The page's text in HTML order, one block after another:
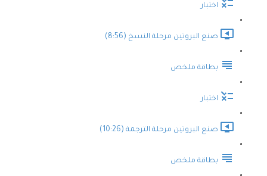
اختبار
صنع البروتين مرحلة النسخ (8:56)
بطاقة ملخص
اختبار
صنع البروتين مرحلة الترجمة (10:26)
بطاقة ملخص